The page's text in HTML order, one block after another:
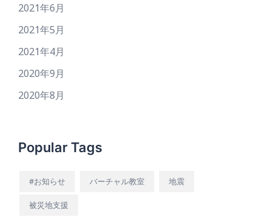
2021年6月
2021年5月
2021年4月
2020年9月
2020年8月
Popular Tags
#お知らせ バーチャル教室 地震
被災地支援